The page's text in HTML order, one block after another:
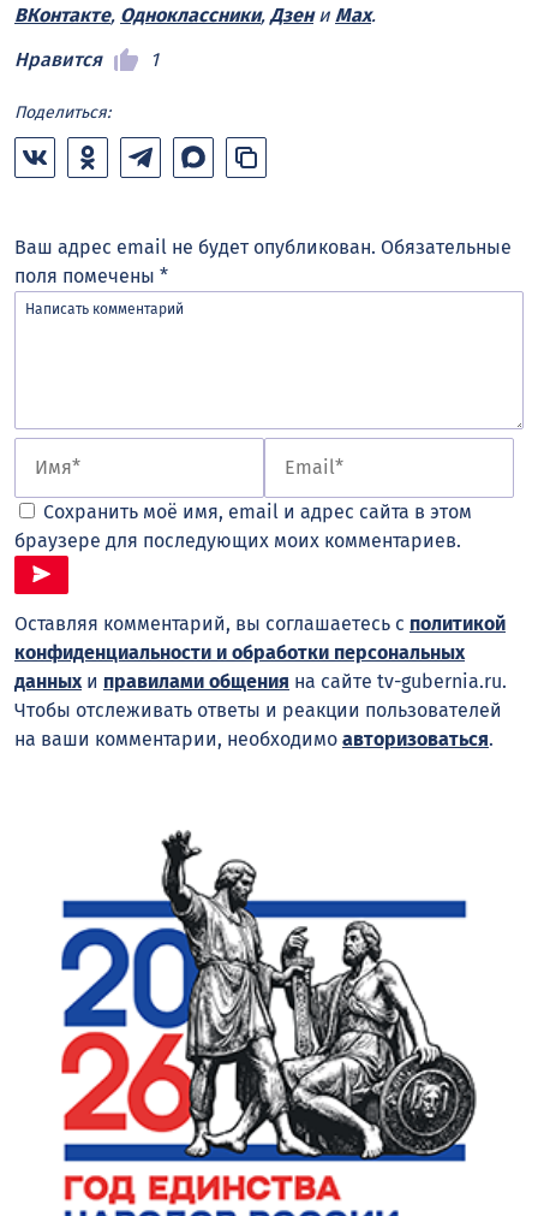
ВКонтакте, Одноклассники, Дзени Max.
Нравится
1
Поделиться:
Ваш адрес email не будет опубликован. Обязательные
поля помечены *
Сохранить моё имя, email и адрес сайта в этом
браузере для последующих моих комментариев.
Оставляя комментарий, вы соглашаетесь с политикой
конфиденциальности и обработки персональных
данных и правилами общения на сайте tv-gubernia.ru.
Чтобы отслеживать ответы и реакции пользователей
на ваши комментарии, необходимо авторизоваться.